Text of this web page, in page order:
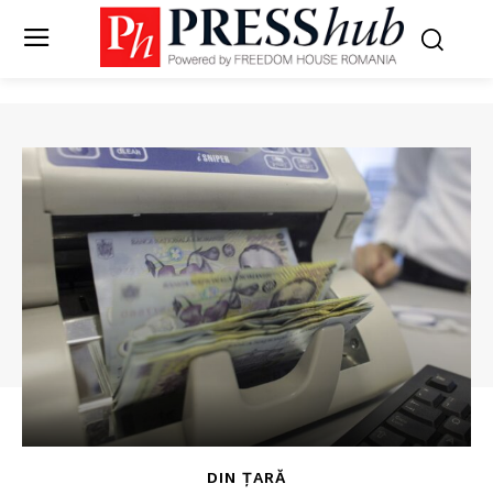
DIN ȚARĂ